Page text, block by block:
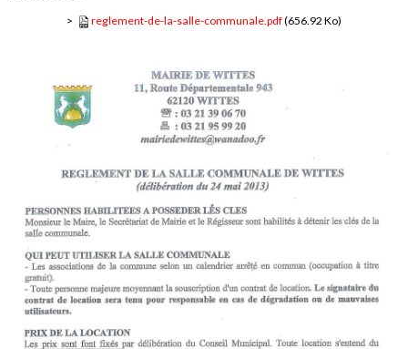
> reglement-de-la-salle-communale.pdf(656.92 Ko)